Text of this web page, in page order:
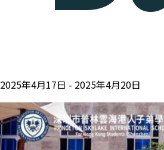
2025年4月17日 2025年4月20日